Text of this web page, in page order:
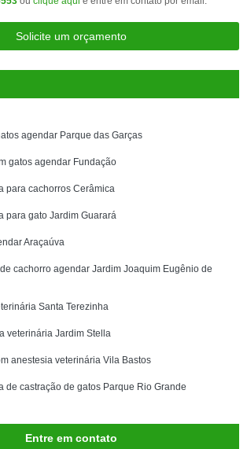
Solicite um orçamento
agendar Parque das Garças
gatos agendar Fundação
para cachorros Cerâmica
para gato Jardim Guarará
Araçaúva
cachorro agendar Jardim Joaquim Eugênio de
Santa Terezinha
veterinária Jardim Stella
anestesia veterinária Vila Bastos
de castração de gatos Parque Rio Grande
Entre em contato